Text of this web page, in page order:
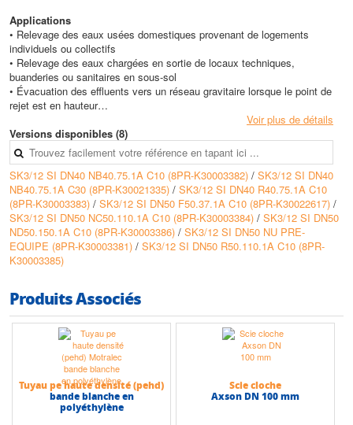
Applications
• Relevage des eaux usées domestiques provenant de logements
individuels ou collectifs
• Relevage des eaux chargées en sortie de locaux techniques,
buanderies ou sanitaires en sous-sol
• Évacuation des effluents vers un réseau gravitaire lorsque le point de
rejet est en hauteur
• Rénovation d'installations d'assainissement existantes nécessitant un
poste de relevage compact
• Equipement de lotissements, petits immeubles ou bâtiments tertiaires
légers pour le relevage des eaux usées
Avantages
• Installation flexible grâce aux versions avec ou sans pied d'assise pour
s'adapter aux contraintes du site
• Large capacité de cuve permettant une réduction de la fréquence de
démarrage de la pompe
• Pré-équipement possible sans pompe ni coffret pour une sélection
• Version EVO équipée d'un coffret de protection magnétothermique avec
alarme pour une sécurité renforcée
• Gamme de pompes compatible permettant de traiter aussi bien les
eaux claires que les eaux fortement chargées ou à matières
filamenteuses
Conception
• Cuve de poste de relevage en diamètre utile 700 mm pour une bonne
capacité de stockage
• Configurations sans pied d'assise, avec pied d'assise ou version EVO
Voir plus de détails
Versions disponibles (8)
SK3/12 SI DN40 NB40.75.1A C10 (8PR-K30003382) / SK3/12 SI DN40
NB40.75.1A C30 (8PR-K30021335) / SK3/12 SI DN40 R40.75.1A C10
(8PR-K30003383) / SK3/12 SI DN50 F50.37.1A C10 (8PR-K30022617) /
SK3/12 SI DN50 NC50.110.1A C10 (8PR-K30003384) / SK3/12 SI DN50
ND50.150.1A C10 (8PR-K30003386) / SK3/12 SI DN50 NU PRE-
EQUIPE (8PR-K30003381) / SK3/12 SI DN50 R50.110.1A C10 (8PR-
K30003385)
Produits Associés
Tuyau pe haute densité (pehd)
bande blanche en
polyéthylène
Scie cloche
Axson DN 100 mm